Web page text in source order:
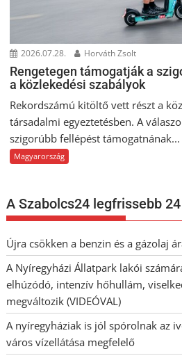
2026.07.28. Horváth Zsolt
Rengetegen támogatják a
a közlekedési szabályok
Rekordszámú kitöltő vett részt a
társadalmi egyeztetésben. A
szigorúbb fellépést támogatnának...
Magyarország
A Szabolcs24 legfrissebb
Újra csökken a benzin és a gázolaj
A Nyíregyházi Állatpark lakói
elhúzódó, intenzív hőhullám,
megváltozik (VIDEÓVAL)
A nyíregyháziak is jól spórolnak az
város vízellátása megfelelő